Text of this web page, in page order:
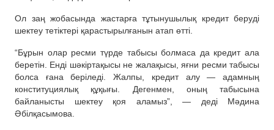
Ол заң жобасында жастарға тұтынушылық кредит беруді
шектеу тетіктері қарастырылғанын атап өтті.
“Бұрын олар ресми түрде табысы болмаса да кредит ала
беретін. Енді шәкіртақысы не жалақысы, яғни ресми табысы
болса ғана беріледі. Жалпы, кредит алу — адамның
конституциялық құқығы. Дегенмен, оның табысына
байланысты шектеу қоя аламыз”, — деді Мәдина
Әбілқасымова.